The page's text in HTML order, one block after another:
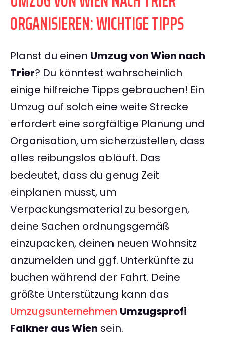
ORGANISIEREN: WICHTIGE TIPPS
Planst du einen Umzug von Wien nach
Trier? Du könntest wahrscheinlich
einige hilfreiche Tipps gebrauchen! Ein
Umzug auf solch eine weite Strecke
erfordert eine sorgfältige Planung und
Organisation, um sicherzustellen, dass
alles reibungslos abläuft. Das
bedeutet, dass du genug Zeit
einplanen musst, um
Verpackungsmaterial zu besorgen,
deine Sachen ordnungsgemäß
einzupacken, deinen neuen Wohnsitz
anzumelden und ggf. Unterkünfte zu
buchen während der Fahrt. Deine
größte Unterstützung kann das
Umzugsunternehmen Umzugsprofi
Falkner aus Wien sein.